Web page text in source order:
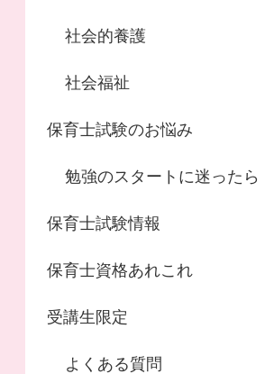
社会的養護
社会福祉
保育士試験のお悩み
勉強のスタートに迷ったら
保育士試験情報
保育士資格あれこれ
受講生限定
よくある質問